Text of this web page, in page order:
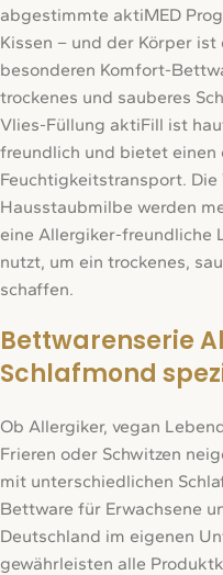
abgestimmte aktiMED
Kissen – und der Körper
besonderen Komfort-
trockenes und sauberes
Vlies-Füllung aktiFill ist
freundlich und bietet einen
Feuchtigkeitstransport.
Hausstaubmilbe werden
eine Allergiker-freundliche
nutzt, um ein trockenes,
schaffen.
Bettwarenserie
Schlafmond
Ob Allergiker, vegan
Frieren oder Schwitzen
mit unterschiedlichen
Bettware für Erwachsene
Deutschland im eigenen
gewährleisten alle